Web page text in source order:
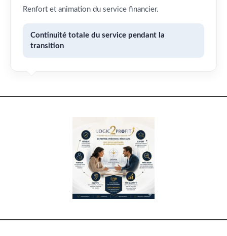
Renfort et animation du service financier.
Continuité totale du service pendant la
transition